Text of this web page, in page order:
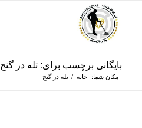
بایگانی برچسب برای: تله در گنج
مکان شما: خانه / تله در گنج